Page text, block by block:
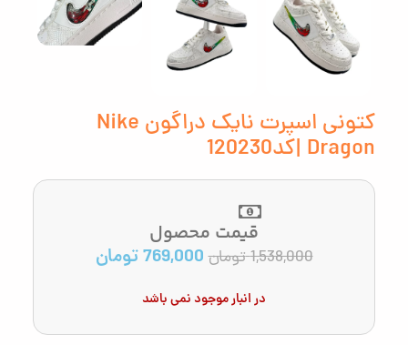
کتونی اسپرت نایک دراگون Nike
Dragon |كد120230
قیمت محصول
1,538,000تومان 769,000تومان
در انبار موجود نمی باشد